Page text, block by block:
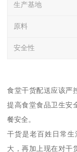
生产基地
原料
安全性
食堂干货配送应该严
提高食堂食品卫生安
餐安全。
干货是老百姓日常
大，再加上现在对干